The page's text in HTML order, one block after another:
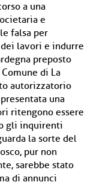
a una
e
falsa per
lavori e indurre
preposto
di La
autorizzatorio
una
ritengono essere
gli inquirenti
la sorte del
pur non
sarebbe stato
di annunci